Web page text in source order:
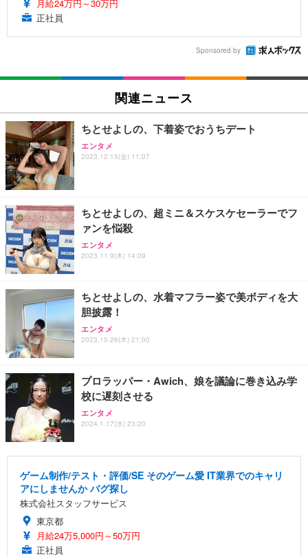
月給24万円～30万円
正社員
Sponsored by
関連ニュース
ちとせよしの、下着姿でおうちデート
エンタメ
2023.12.15(金) 11:07
ちとせよしの、超ミニ＆スケスケセーラーでフ
ァンを悩殺
エンタメ
2023.11.9(木) 14:09
ちとせよしの、水着マフラー姿で美ボディを大
胆披露！
エンタメ
2023.10.26(木) 21:00
プロラッパー・Awich、娘を議論に巻き込み学
校に遅刻させる
エンタメ
2024.1.17(水) 23:20
ゲーム制作/テスト・評価/SE そのゲーム愛 IT業界でのキャリ
アにしませんか バグ探し
株式会社スタッフサービス
東京都
月給24万5,000円～50万円
正社員